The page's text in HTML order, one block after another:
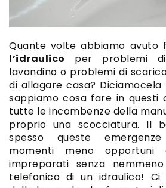
Quante volte abbiamo avuto
l’idraulico per problemi
lavandino o problemi di
di allagare casa?
sappiamo cosa fare in
tutte le incombenze della
proprio una scocciatura. Il
spesso queste
momenti meno
impreparati senza
telefonico di un idraulico!